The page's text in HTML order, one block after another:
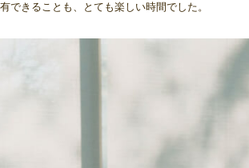
できることも、とても楽しい時間でした。